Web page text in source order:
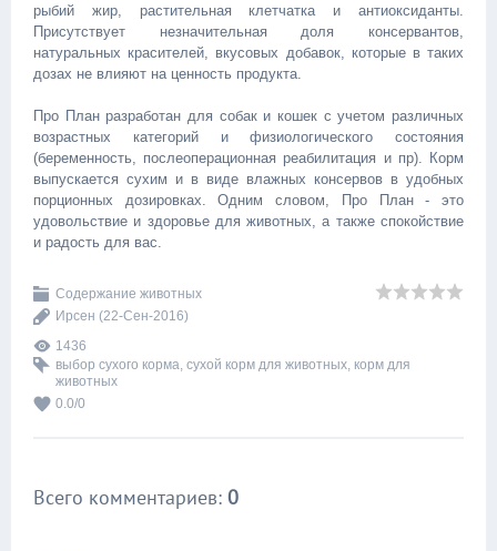
рыбий жир, растительная клетчатка и антиоксиданты.
Присутствует незначительная доля консервантов,
натуральных красителей, вкусовых добавок, которые в таких
дозах не влияют на ценность продукта.
Про План разработан для собак и кошек с учетом различных
возрастных категорий и физиологического состояния
(беременность, послеоперационная реабилитация и пр). Корм
выпускается сухим и в виде влажных консервов в удобных
порционных дозировках. Одним словом, Про План - это
удовольствие и здоровье для животных, а также спокойствие
и радость для вас.
Содержание животных
Ирсен (22-Сен-2016)
1436
выбор сухого корма, сухой корм для животных, корм для
животных
0.0/0
Всего комментариев: 0